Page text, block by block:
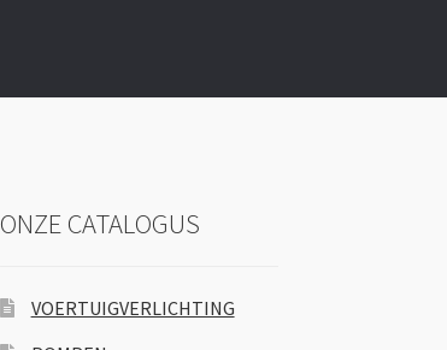
ONZE CATALOGUS
VOERTUIGVERLICHTING